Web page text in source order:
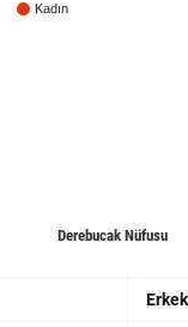
Kadın
Derebucak Nüfusu
Erkek